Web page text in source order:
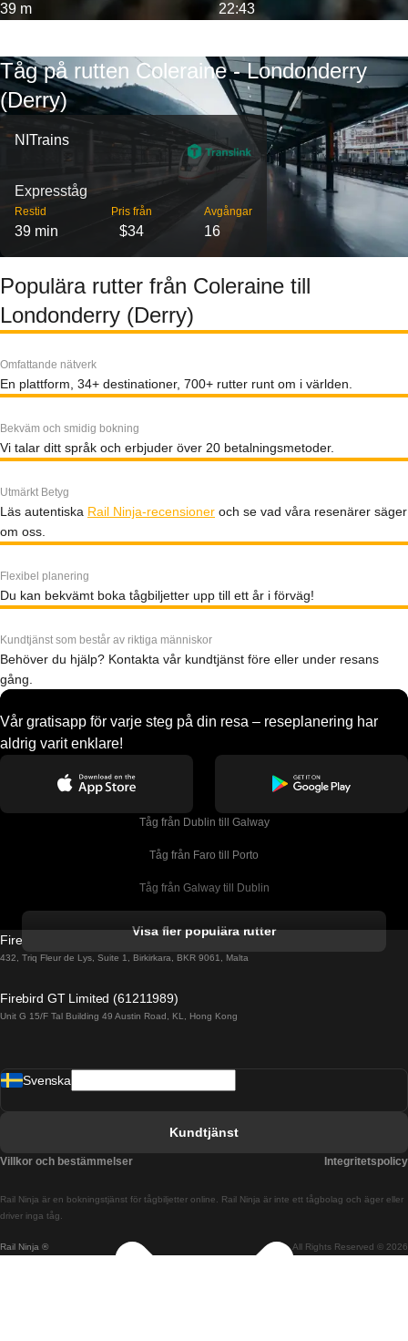
39 m 22:43
Tåg på rutten Coleraine - Londonderry
(Derry)
NITrains
Expresståg
Restid
39 min
Pris från
$34
Avgångar
16
Populära rutter från Coleraine till
Londonderry (Derry)
Omfattande nätverk
En plattform, 34+ destinationer, 700+ rutter runt om i världen.
Bekväm och smidig bokning
Vi talar ditt språk och erbjuder över 20 betalningsmetoder.
Utmärkt Betyg
Läs autentiska Rail Ninja-recensioner och se vad våra resenärer säger
om oss.
Flexibel planering
Du kan bekvämt boka tågbiljetter upp till ett år i förväg!
Kundtjänst som består av riktiga människor
Behöver du hjälp? Kontakta vår kundtjänst före eller under resans
gång.
Vår gratisapp för varje steg på din resa – reseplanering har
aldrig varit enklare!
Tåg från Dublin till Galway
Tåg från Faro till Porto
Tåg från Galway till Dublin
Tåg från Porto till Faro
Tåg från Barcelona till Madrid
Tåg från Budapest till Bratislava
Visa fler populära rutter
Firebird GT Limited (OC 1451)
432, Triq Fleur de Lys, Suite 1, Birkirkara, BKR 9061, Malta
Firebird GT Limited (61211989)
Unit G 15/F Tal Building 49 Austin Road, KL, Hong Kong
Rail Ninja ® All Rights Reserved © 2026
Rail Ninja är en bokningstjänst för tågbiljetter online. Rail Ninja är inte ett tågbolag och äger eller
driver inga tåg.
Svenska
Kundtjänst
Villkor och bestämmelser Integritetspolicy